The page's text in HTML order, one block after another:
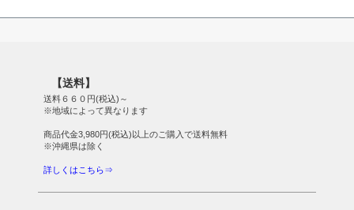
【送料】
送料６６０円(税込)～
※地域によって異なります
商品代金3,980円(税込)以上のご購入で送料無料
※沖縄県は除く
詳しくはこちら⇒